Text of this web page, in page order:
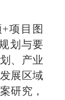
项目图
划与要
、产业
展区域
研究，